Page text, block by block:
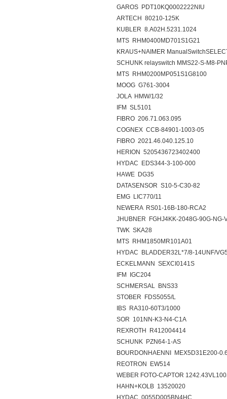
GAROS PDT10KQ0002222NIU
ARTECH 80210-125K
KUBLER 8.A02H.5231.1024
MTS RHM0400MD701S1G21
KRAUS+NAIMER
SCHUNK relayswitch MMS22-S-M8-
MTS RHM0200MP051S1G8100
MOOG G761-3004
JOLA HMW/1/32
IFM SL5101
FIBRO 206.71.063.095
COGNEX CCB-84901-1003-05
FIBRO 2021.46.040.125.10
HERION 5205436723402400
HYDAC EDS344-3-100-000
HAWE DG35
DATASENSOR S10-5-C30-82
EMG LIC770/11
NEWERA RS01-16B-180-RCA2
JHUBNER FGHJ4KK-2048G-90G-NG-
TWK SKA28
MTS RHM1850MR101A01
HYDAC BLADDER32L*7/8-14UNF/
ECKELMANN SEXCI0141S
IFM IGC204
SCHMERSAL BNS33
STOBER FDS5055/L
IBS RA310-60T3/1000
SOR 101NN-K3-N4-C1A
REXROTH R412004414
SCHUNK PZN64-1-AS
BOURDONHAENNI MEX5D31E200-
REOTRON EW514
WEBER FOTO-CAPTOR
HAHN+KOLB 13520020
HYDAC 0055D005BN4HC